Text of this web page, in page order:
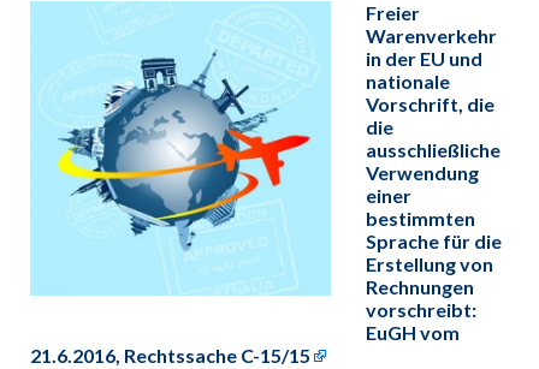
Freier
Warenverkehr
in der EU und
nationale
Vorschrift, die
die
ausschließliche
Verwendung
einer
bestimmten
Sprache für die
Erstellung von
Rechnungen
vorschreibt:
EuGH vom
21.6.2016, Rechtssache C-15/15